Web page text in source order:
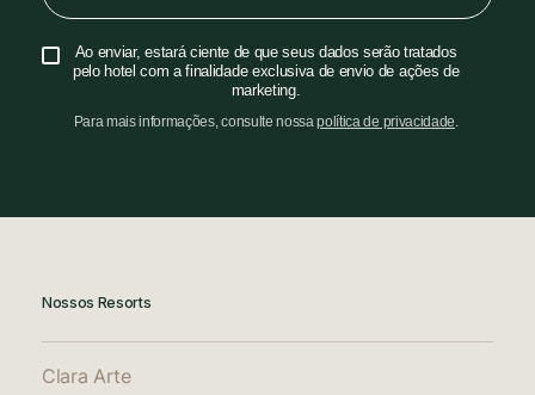
Ao enviar, estará ciente de que seus dados serão tratados
pelo hotel com a finalidade exclusiva de envio de ações de
marketing.
Para mais informações, consulte nossapolítica de privacidade.
Nossos Resorts
Clara Arte